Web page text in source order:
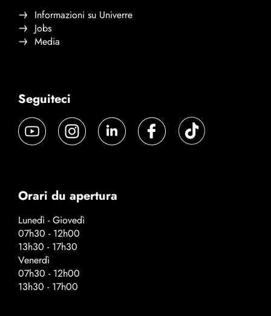
Informazioni su Univerre
Jobs
Media
Seguiteci
Orari du apertura
Lunedì - Giovedì
07h30 - 12h00
13h30 - 17h30
Venerdì
07h30 - 12h00
13h30 - 17h00